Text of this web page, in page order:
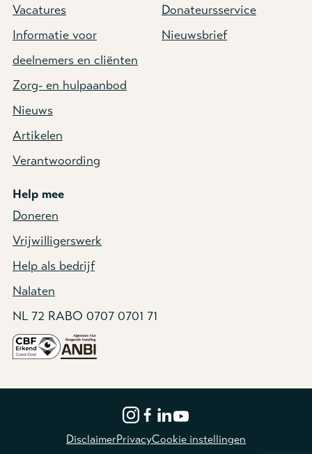
Vacatures
Informatie voor
deelnemers en cliënten
Zorg- en hulpaanbod
Nieuws
Artikelen
Verantwoording
Donateursservice
Nieuwsbrief
Help mee
Doneren
Vrijwilligerswerk
Help als bedrijf
Nalaten
NL 72 RABO 0707 0701 71
DisclaimerPrivacyCookie instellingen